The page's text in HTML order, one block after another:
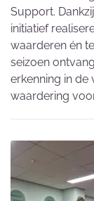
Support.
initiatief
waarderen én
seizoen
erkenning in de
waardering